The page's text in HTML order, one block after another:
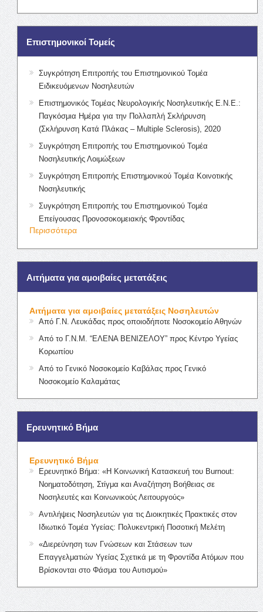
Επιστημονικοί Τομείς
Συγκρότηση Επιτροπής του Επιστημονικού Τομέα
Ειδικευόμενων Νοσηλευτών
Επιστημονικός Τομέας Νευρολογικής Νοσηλευτικής Ε.Ν.Ε.:
Παγκόσμια Ημέρα για την Πολλαπλή Σκλήρυνση
(Σκλήρυνση Κατά Πλάκας – Multiple Sclerosis), 2020
Συγκρότηση Επιτροπής του Επιστημονικού Τομέα
Νοσηλευτικής Λοιμώξεων
Συγκρότηση Επιτροπής Επιστημονικού Τομέα Κοινοτικής
Νοσηλευτικής
Συγκρότηση Επιτροπής του Επιστημονικού Τομέα
Επείγουσας Προνοσοκομειακής Φροντίδας
Περισσότερα
Αιτήματα για αμοιβαίες μετατάξεις
Αιτήματα για αμοιβαίες μετατάξεις Νοσηλευτών
Από Γ.Ν. Λευκάδας προς οποιοδήποτε Νοσοκομείο Αθηνών
Από το Γ.Ν.Μ. “ΕΛΕΝΑ ΒΕΝΙΖΕΛΟΥ” προς Κέντρο Υγείας
Κορωπίου
Από το Γενικό Νοσοκομείο Καβάλας προς Γενικό
Νοσοκομείο Καλαμάτας
Ερευνητικό Βήμα
Ερευνητικό Βήμα
Ερευνητικό Βήμα: «Η Κοινωνική Κατασκευή του Burnout:
Νοηματοδότηση, Στίγμα και Αναζήτηση Βοήθειας σε
Νοσηλευτές και Κοινωνικούς Λειτουργούς»
Αντιλήψεις Νοσηλευτών για τις Διοικητικές Πρακτικές στον
Ιδιωτικό Τομέα Υγείας: Πολυκεντρική Ποσοτική Μελέτη
«Διερεύνηση των Γνώσεων και Στάσεων των
Επαγγελματιών Υγείας Σχετικά με τη Φροντίδα Ατόμων που
Βρίσκονται στο Φάσμα του Αυτισμού»